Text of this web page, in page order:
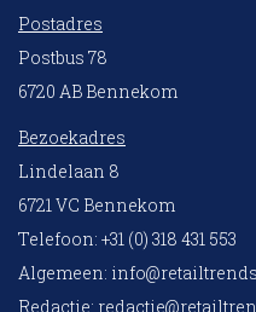
Postadres
Postbus 78
6720 AB Bennekom
Bezoekadres
Lindelaan 8
6721 VC Bennekom
Telefoon: +31 (0) 318 431 553
Algemeen:
Redactie: